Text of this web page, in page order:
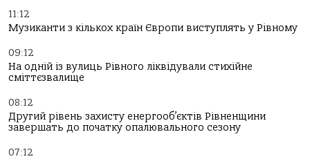
11:12
Музиканти з кількох країн Європи виступлять у Рівному
09:12
На одній із вулиць Рівного ліквідували стихійне
сміттєзвалище
08:12
Другий рівень захисту енергооб’єктів Рівненщини
завершать до початку опалювального сезону
07:12